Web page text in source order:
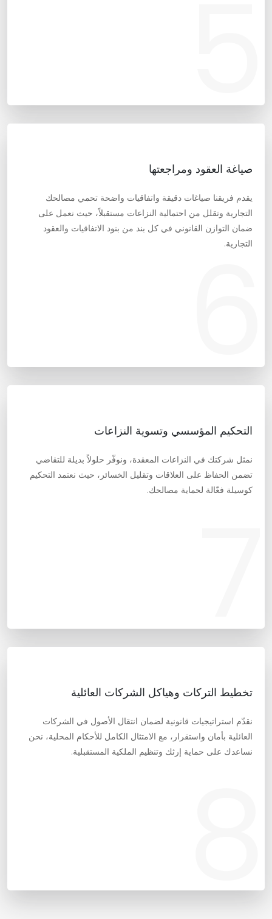
صياغة العقود ومراجعتها
يقدم فريقنا صياغات دقيقة واتفاقيات واضحة تحمي مصالحك
التجارية وتقلل من احتمالية النزاعات مستقبلاً، حيث نعمل على
ضمان التوازن القانوني في كل بند من بنود الاتفاقيات والعقود
التجارية.
التحكيم المؤسسي وتسوية النزاعات
نمثل شركتك في النزاعات المعقدة، ونوفّر حلولاً بديلة للتقاضي
تضمن الحفاظ على العلاقات وتقليل الخسائر، حيث نعتمد التحكيم
كوسيلة فعّالة لحماية مصالحك.
تخطيط التركات وهياكل الشركات العائلية
نقدّم استراتيجيات قانونية لضمان انتقال الأصول في الشركات
العائلية بأمان واستقرار، مع الامتثال الكامل للأحكام المحلية، نحن
نساعدك على حماية إرثك وتنظيم الملكية المستقبلية.